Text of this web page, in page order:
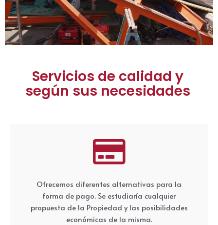
Servicios de calidad y
según sus necesidades
Ofrecemos diferentes alternativas para la
forma de pago. Se estudiaría cualquier
propuesta de la Propiedad y las posibilidades
económicas de la misma.